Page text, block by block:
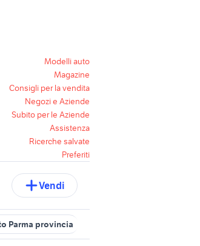
Modelli auto
Magazine
Consigli per la vendita
Negozi e Aziende
Subito per le Aziende
Assistenza
Ricerche salvate
Preferiti
Vendi
Parma provincia